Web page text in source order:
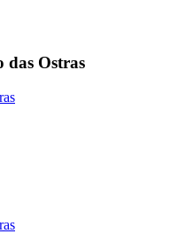
das Ostras